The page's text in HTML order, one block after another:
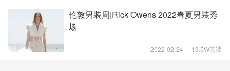
伦敦男装周|Rick Owens 2022春夏男装秀
场
2022-02-24 13.5W阅读